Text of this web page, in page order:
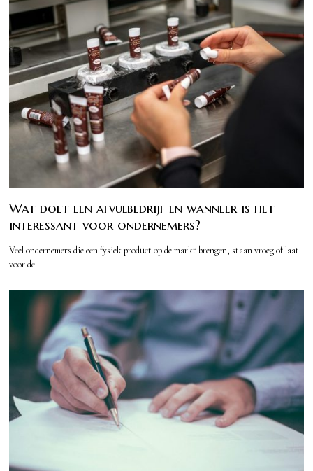
Wat doet een afvulbedrijf en wanneer is het
interessant voor ondernemers?
Veel ondernemers die een fysiek product op de markt brengen, staan vroeg of laat
voor de